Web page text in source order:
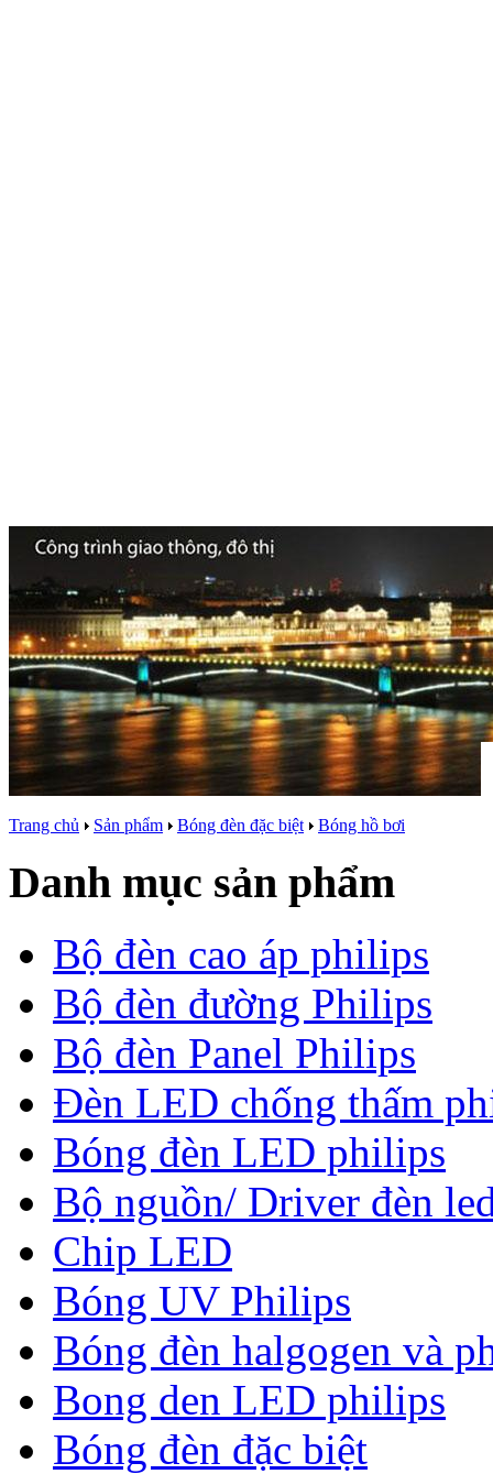
Trang chủ Sản phẩm Bóng đèn đặc biệt Bóng hồ bơi
Danh mục sản phẩm
Bộ đèn cao áp philips
Bộ đèn đường Philips
Bộ đèn Panel Philips
Đèn LED chống thấm
Bóng đèn LED philips
Bộ nguồn/ Driver đèn
Chip LED
Bóng UV Philips
Bóng đèn halgogen và
Bong den LED philips
Bóng đèn đặc biệt